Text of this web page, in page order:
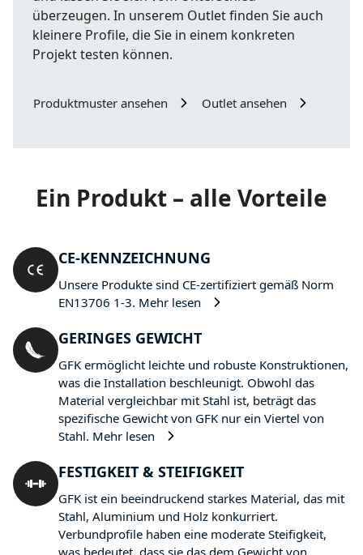
überzeugen. In unserem Outlet finden Sie auch
kleinere Profile, die Sie in einem konkreten
Projekt testen können.
Produktmuster ansehen Outlet ansehen
Ein Produkt – alle Vorteile
CE-KENNZEICHNUNG
Unsere Produkte sind CE-zertifiziert gemäß Norm
EN13706 1-3. Mehr lesen
GERINGES GEWICHT
GFK ermöglicht leichte und robuste Konstruktionen,
was die Installation beschleunigt. Obwohl das
Material vergleichbar mit Stahl ist, beträgt das
spezifische Gewicht von GFK nur ein Viertel von
Stahl. Mehr lesen
FESTIGKEIT & STEIFIGKEIT
GFK ist ein beeindruckend starkes Material, das mit
Stahl, Aluminium und Holz konkurriert.
Verbundprofile haben eine moderate Steifigkeit,